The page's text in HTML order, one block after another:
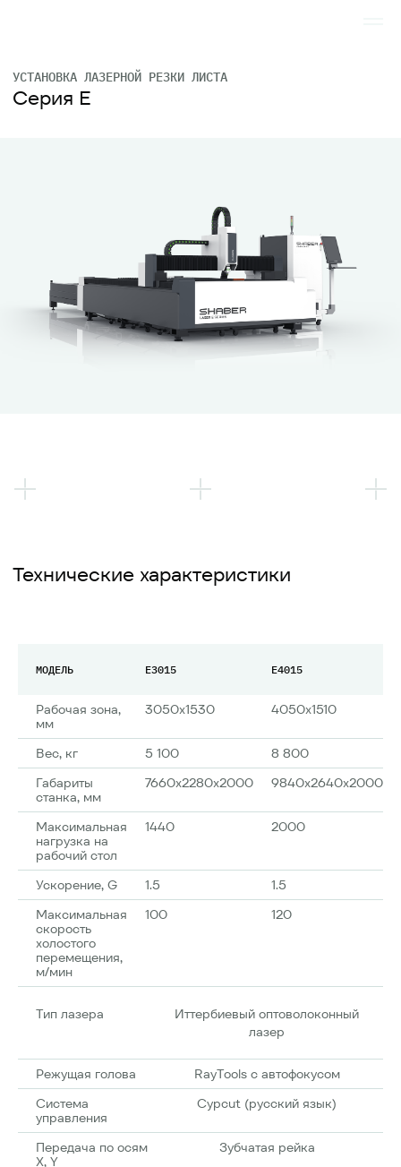
Серия E
МОДЕЛЬ E3015 E4015
Рабочая зона,
мм
3050x1530 4050x1510
Вес, кг 5 100
8 800
Габариты
станка, мм
7660x2280x2000 9840x2640x2000
Максимальная
нагрузка на
рабочий стол
1440 2000
Ускорение, G 1.5
1.5
Максимальная
скорость
холостого
перемещения,
м/мин
100 120
Тип лазера
Иттербиевый оптоволоконный
лазер
Режущая голова
RayTools с автофокусом
Система
управления
Cypcut (русский язык)
Передача по осям
X, Y
Зубчатая рейка